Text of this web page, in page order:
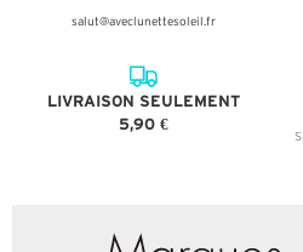
salut@aveclunettesoleil.fr
LIVRAISON SEULEMENT
5,90 €